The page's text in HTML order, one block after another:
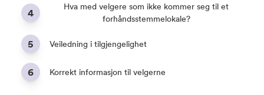
4
Hva med velgere som ikke kommer seg til et
forhåndsstemmelokale?
5 Veiledning i tilgjengelighet
6 Korrekt informasjon til velgerne